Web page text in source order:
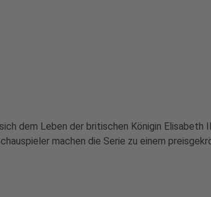
dem Leben der britischen Königin Elisabeth
machen die Serie zu einem